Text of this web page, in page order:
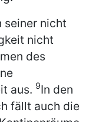
seiner nicht
nicht
des
aus. 9In den
fällt auch die